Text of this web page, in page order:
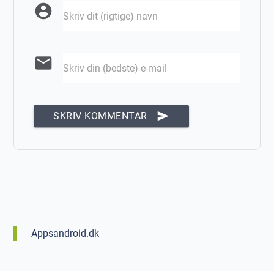
account_circle Skriv dit (rigtige) navn
email Skriv din (bedste) e-mail
SKRIV KOMMENTAR send
Appsandroid.dk